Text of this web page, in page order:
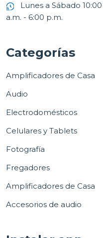
Lunes a Sábado 10:00
a.m. - 6:00 p.m.
Categorías
Amplificadores de Casa
Audio
Electrodomésticos
Celulares y Tablets
Fotografía
Fregadores
Amplificadores de Casa
Accesorios de audio